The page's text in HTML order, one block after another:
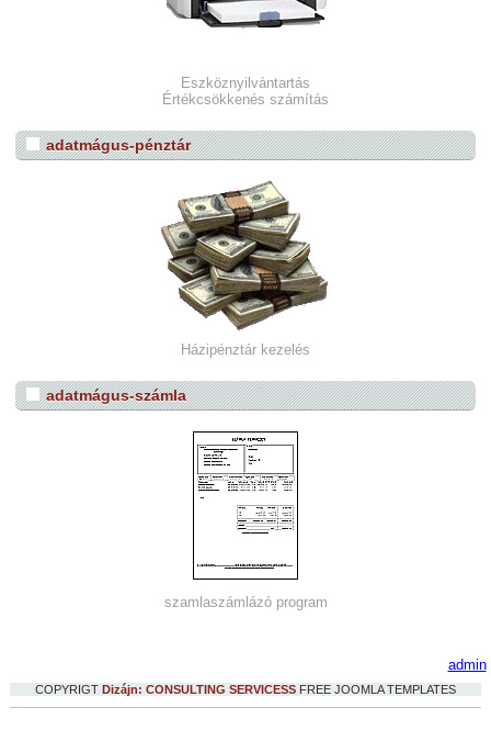
Eszköznyilvántartás
Értékcsökkenés számítás
adatmágus-pénztár
Házipénztár kezelés
adatmágus-számla
szamlaszámlázó program
admin
COPYRIGT Dizájn: CONSULTING SERVICESS FREE JOOMLA TEMPLATES